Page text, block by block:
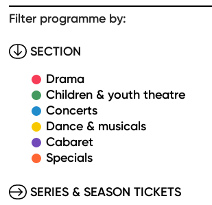
Filter programme by:
SECTION
Drama
Children & youth theatre
Concerts
Dance & musicals
Cabaret
Specials
SERIES & SEASON TICKETS